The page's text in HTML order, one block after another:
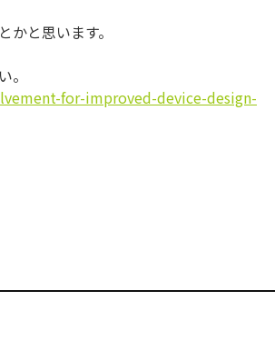
かと思います。
。
for-improved-device-design-